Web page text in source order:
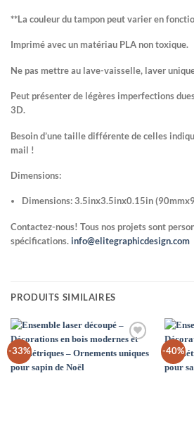
**La couleur du tampon peut varier en
Imprimé avec un matériau PLA non toxique.
Ne pas mettre au lave-vaisselle, laver
Peut présenter de légères imperfections
3D.
Besoin d’une taille différente de celles
mail !
Dimensions:
Dimensions: 3.5inx3.5inx0.15in
Contactez-nous! Tous nos projets sont
spécifications. info@elitegraphicdesign.com
PRODUITS SIMILAIRES
-33%
Wishlist
-40%